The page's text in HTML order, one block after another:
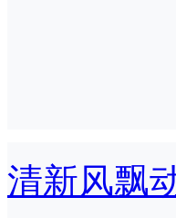
清新风飘